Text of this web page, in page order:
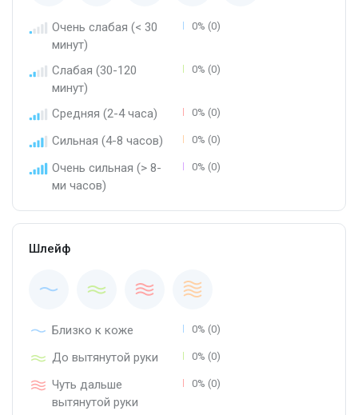
Очень слабая (< 30
минут)
0% (0)
Слабая (30-120
минут)
0% (0)
Средняя (2-4 часа) 0% (0)
Сильная (4-8 часов) 0% (0)
Очень сильная (> 8-
ми часов)
0% (0)
Шлейф
Близко к коже 0% (0)
До вытянутой руки 0% (0)
Чуть дальше
вытянутой руки
0% (0)